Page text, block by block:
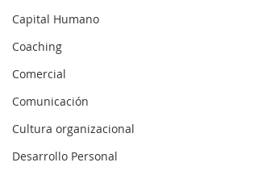
Capital Humano
Coaching
Comercial
Comunicación
Cultura organizacional
Desarrollo Personal